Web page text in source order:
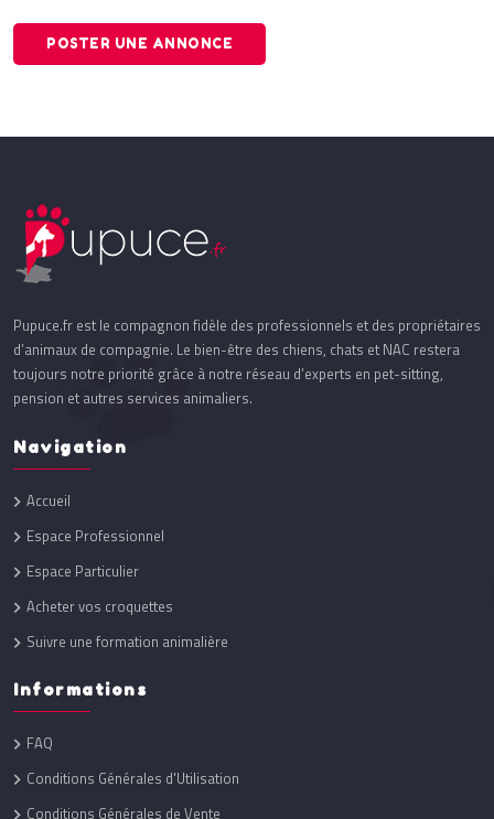
POSTER UNE ANNONCE
Pupuce.fr est le compagnon fidèle des professionnels et des propriétaires
d’animaux de compagnie. Le bien-être des chiens, chats et NAC restera
toujours notre priorité grâce à notre réseau d’experts en pet-sitting,
pension et autres services animaliers.
Navigation
Accueil
Espace Professionnel
Espace Particulier
Acheter vos croquettes
Suivre une formation animalière
Informations
FAQ
Conditions Générales d'Utilisation
Conditions Générales de Vente